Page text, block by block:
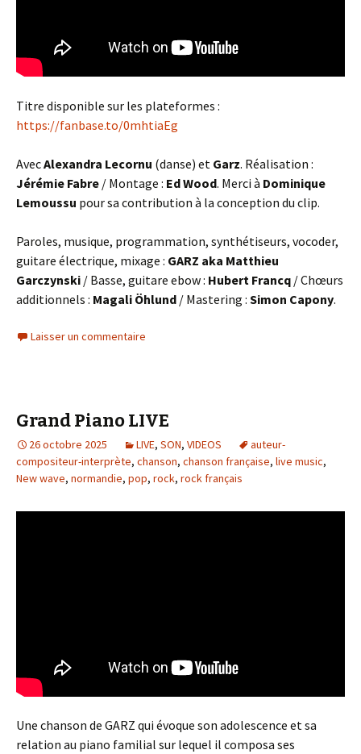
Titre disponible sur les plateformes :
https://fanbase.to/0mhtiaEg
AvecAlexandra Lecornu (danse) et Garz. Réalisation :
Jérémie Fabre / Montage : Ed Wood. Merci à Dominique
Lemoussu pour sa contribution à la conception du clip.
Paroles, musique, programmation, synthétiseurs, vocoder,
guitare électrique, mixage : GARZ aka Matthieu
Garczynski / Basse, guitare ebow : Hubert Francq / Chœurs
additionnels : Magali Öhlund / Mastering : Simon Capony.
Laisser un commentaire
Grand Piano LIVE
26 octobre 2025 LIVE, SON, VIDEOS
auteur-
compositeur-interprète, chanson, chanson française, live music,
New wave, normandie, pop, rock, rock français
Une chanson de GARZ qui évoque son adolescence et sa
relation au piano familial sur lequel il composa ses